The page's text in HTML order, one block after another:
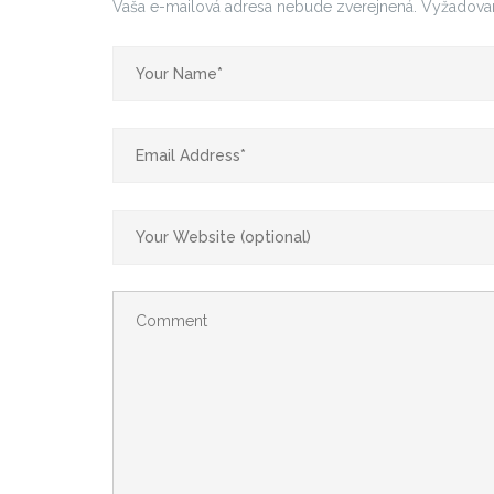
Vaša e-mailová adresa nebude zverejnená.